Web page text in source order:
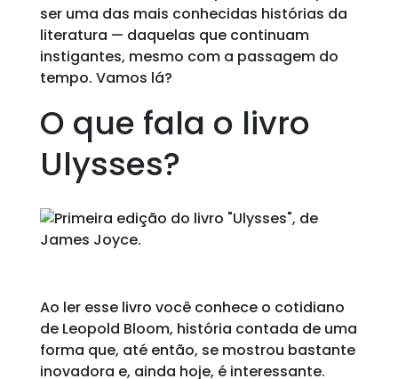
ser uma das mais conhecidas histórias da
literatura — daquelas que continuam
instigantes, mesmo com a passagem do
tempo. Vamos lá?
O que fala o livro
Ulysses?
Ao ler esse livro você conhece o cotidiano
de Leopold Bloom, história contada de uma
forma que, até então, se mostrou bastante
inovadora e, ainda hoje, é interessante.